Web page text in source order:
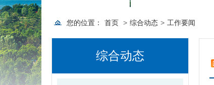
您的位置： 首页 > 综合动态 > 工作要闻
综合动态